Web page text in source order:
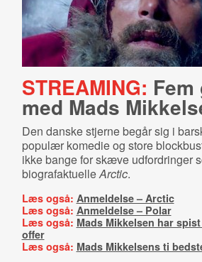
STREAMING: Fem
med Mads
Den danske stjerne begår sig i
populær komedie og store
ikke bange for skæve udfordringer
biografaktuelleArctic.
Læs også: Anmeldelse – Arctic
Læs også: Anmeldelse – Polar
Læs også: Mads Mikkelsen har
offer
Læs også: Mads Mikkelsens ti